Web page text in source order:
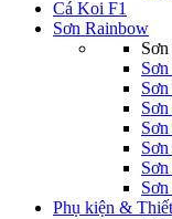
Cá Koi F1
Sơn Rainbow
Sơn
Phụ kiện &